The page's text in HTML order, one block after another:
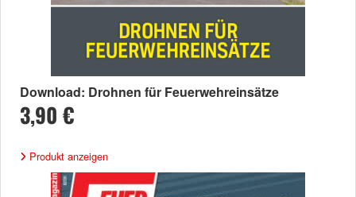
Download: Drohnen für Feuerwehreinsätze
3,90 €
Produkt anzeigen